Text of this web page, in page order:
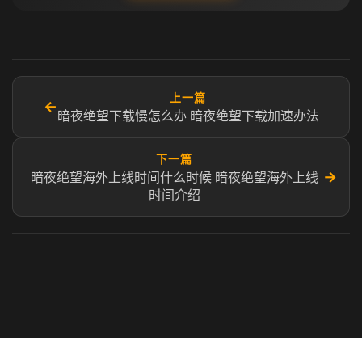
←
上一篇
暗夜绝望下载慢怎么办 暗夜绝望下载加速办法
下一篇
暗夜绝望海外上线时间什么时候 暗夜绝望海外上线
时间介绍
→